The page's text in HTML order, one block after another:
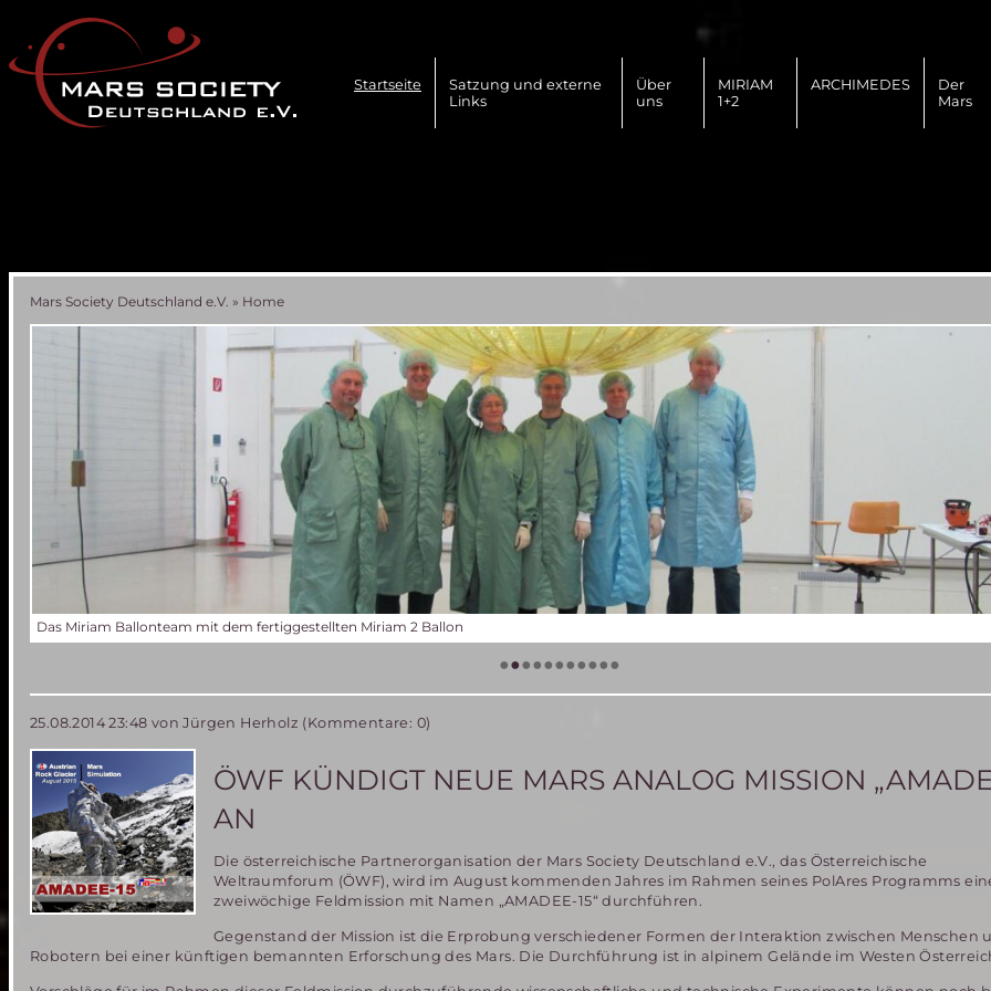
überspringen
Startseite
Satzung und externe
Links
Über
uns
MIRIAM
1+2
ARCHIMEDES
Der
Mars
Mars Society Deutschland e.V. » Home
Das Miriam Ballonteam mit dem fertiggestellten Miriam 2 Ballon
•••••••••••
25.08.2014 23:48 von Jürgen Herholz (Kommentare: 0)
ÖWF KÜNDIGT NEUE MARS ANALOG MISSION
AN
Die österreichische Partnerorganisation der Mars Society Deutschland e.V., das Österreichische
Weltraumforum (ÖWF), wird im August kommenden Jahres im Rahmen seines PolAres Programms
zweiwöchige Feldmission mit Namen „AMADEE-15“ durchführen.
Gegenstand der Mission ist die Erprobung verschiedener Formen der Interaktion zwischen Menschen
Robotern bei einer künftigen bemannten Erforschung des Mars. Die Durchführung ist in alpinem Gelände im Westen